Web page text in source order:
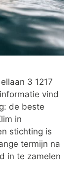
3 1217
vind
de beste
in
stichting is
termijn na
in te zamelen